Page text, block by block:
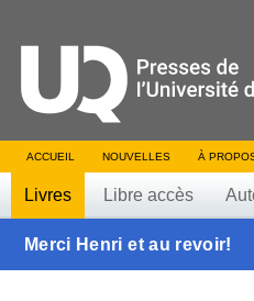
ACCUEIL NOUVELLES À
Livres Libre accès
Merci Henri et au revoir!